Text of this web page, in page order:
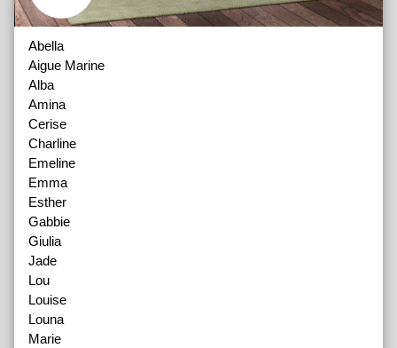
Abella
Aigue Marine
Alba
Amina
Cerise
Charline
Emeline
Emma
Esther
Gabbie
Giulia
Jade
Lou
Louise
Louna
Marie